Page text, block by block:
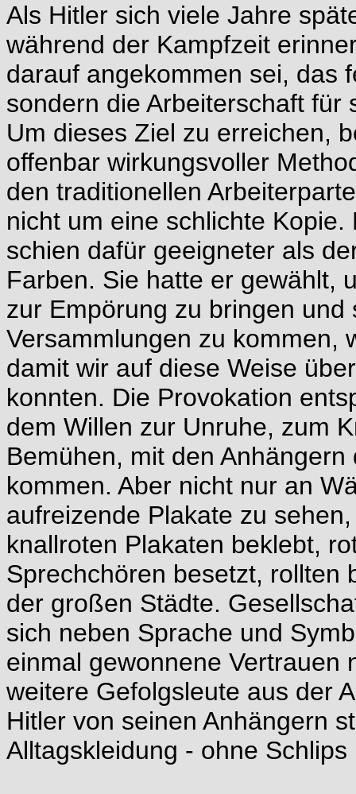
Als Hitler sich viele Jahre
während der Kampfzeit
darauf angekommen sei, das
sondern die Arbeiterschaft
Um dieses Ziel zu erreichen,
offenbar wirkungsvoller
den traditionellen
nicht um eine schlichte
schien dafür geeigneter als
Farben. Sie hatte er gewählt,
zur Empörung zu bringen
Versammlungen zu kommen,
damit wir auf diese Weise
konnten. Die Provokation
dem Willen zur Unruhe, zum
Bemühen, mit den
kommen. Aber nicht nur an
aufreizende Plakate zu
knallroten Plakaten beklebt,
Sprechchören besetzt, rollten
der großen Städte.
sich neben Sprache und
einmal gewonnene Vertrauen
weitere Gefolgsleute aus der
Hitler von seinen Anhängern
Alltagskleidung - ohne